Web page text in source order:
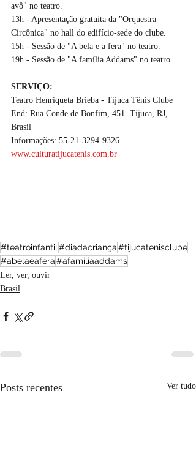
avô" no teatro.
13h - Apresentação gratuita da "Orquestra
Circônica" no hall do edifício-sede do clube.
15h - Sessão de "A bela e a fera" no teatro.
19h - Sessão de "A família Addams" no teatro.
SERVIÇO:
Teatro Henriqueta Brieba - Tijuca Tênis Clube
End: Rua Conde de Bonfim, 451. Tijuca, RJ,
Brasil
Informações: 55-21-3294-9326
www.culturatijucatenis.com.br
#teatroinfantil #diadacriança#tijucatenisclube
#abelaeafera#afamiliaaddams
Ler, ver, ouvir
Brasil
Posts recentes Ver tudo